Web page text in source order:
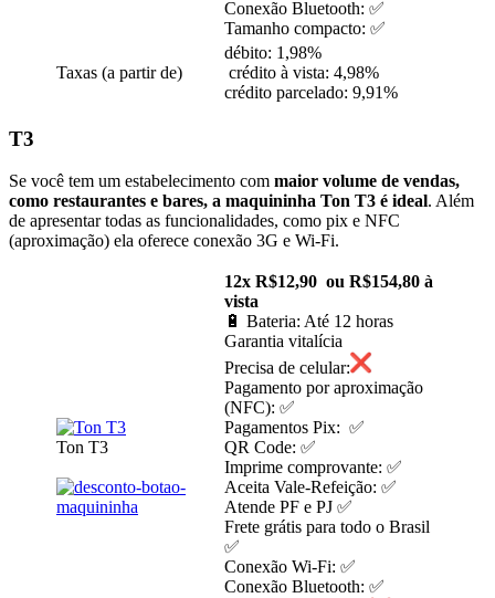
Conexão Bluetooth: ✅
Tamanho compacto: ✅
Taxas (a partir de)
débito: 1,98%
crédito à vista: 4,98%
crédito parcelado: 9,91%
T3
Se você tem um estabelecimento com maior volume de vendas,
como restaurantes e bares, a maquininha Ton T3 é ideal. Além
de apresentar todas as funcionalidades, como pix e NFC
(aproximação) ela oferece conexão 3G e Wi-Fi.
Ton T3
12x R$12,90 ou R$154,80 à
vista
🔋 Bateria: Até 12 horas
Garantia vitalícia
Precisa de celular:
Pagamento por aproximação
(NFC): ✅
Pagamentos Pix: ✅
QR Code: ✅
Imprime comprovante: ✅
Aceita Vale-Refeição: ✅
Atende PF e PJ ✅
Frete grátis para todo o Brasil
✅
Conexão Wi-Fi: ✅
Conexão Bluetooth: ✅